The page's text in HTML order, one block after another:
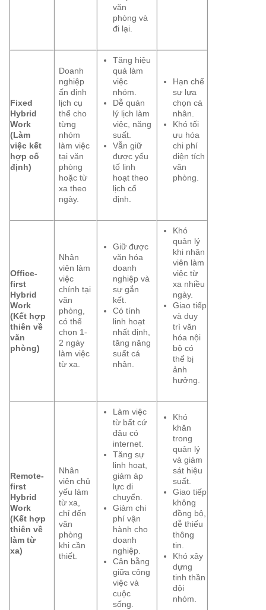
văn
phòng và
đi lại.
Fixed
Hybrid
Work
(Làm
việc kết
hợp cố
định)
Doanh
nghiệp
ấn định
lịch cụ
thể cho
từng
nhóm
làm việc
tại văn
phòng
hoặc từ
xa theo
ngày.
Tăng hiệu
quả làm
việc
nhóm.
Dễ quản
lý lịch làm
việc, năng
suất.
Vẫn giữ
được yếu
tố linh
hoạt theo
lịch cố
định.
Hạn chế
sự lựa
chọn cá
nhân.
Khó tối
ưu hóa
chi phí
diện tích
văn
phòng.
Office-
first
Hybrid
Work
(Kết hợp
thiên về
văn
phòng)
Nhân
viên làm
việc
chính tại
văn
phòng,
có thể
chọn 1-
2 ngày
làm việc
từ xa.
Giữ được
văn hóa
doanh
nghiệp và
sự gắn
kết.
Có tính
linh hoạt
nhất định,
tăng năng
suất cá
nhân.
Khó
quản lý
khi nhân
viên làm
việc từ
xa nhiều
ngày.
Giao tiếp
và duy
trì văn
hóa nội
bộ có
thể bị
ảnh
hưởng.
Remote-
first
Hybrid
Work
(Kết hợp
thiên về
làm từ
xa)
Nhân
viên chủ
yếu làm
từ xa,
chỉ đến
văn
phòng
khi cần
thiết.
Làm việc
từ bất cứ
đâu có
internet.
Tăng sự
linh hoạt,
giảm áp
lực di
chuyển.
Giảm chi
phí vận
hành cho
doanh
nghiệp.
Cân bằng
giữa công
việc và
cuộc
sống.
Khó
khăn
trong
quản lý
và giám
sát hiệu
suất.
Giao tiếp
không
đồng bộ,
dễ thiếu
thông
tin.
Khó xây
dựng
tinh thần
đội
nhóm.